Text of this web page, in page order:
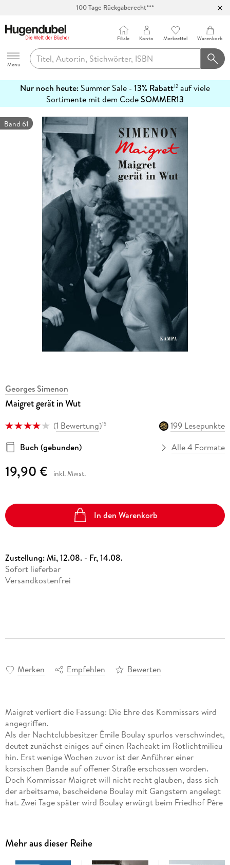
100 Tage Rückgaberecht***
Hugendubel
Menu
Filiale Konto Merkzettel Warenkorb
Nur noch heute: Summer Sale - 13% Rabatt12 auf viele
Sortimente mit dem CodeSOMMER13
erfahren
Band 61
Georges Simenon
Maigret gerät in Wut
(1 Bewertung)15
199 Lesepunkte
Buch (gebunden)
Alle 4 Formate
19,90 € inkl. Mwst.
In den Warenkorb
Zustellung:Mi, 12.08. - Fr, 14.08.
Sofort lieferbar
Versandkostenfrei
Merken Empfehlen Bewerten
Maigret verliert die Fassung: Die Ehre des Kommissars wird
angegriffen.
Als der Nachtclubbesitzer Émile Boulay spurlos verschwindet,
deutet zunächst einiges auf einen Racheakt im Rotlichtmilieu
hin. Erst wenige Wochen zuvor ist der Anführer einer
korsischen Bande auf offener Straße erschossen worden.
Doch Kommissar Maigret will nicht recht glauben, dass sich
der arbeitsame, bescheidene Boulay mit Gangstern angelegt
hat. Zwei Tage später wird Boulay erwürgt beim Friedhof Père
hat, ist er vollkommen verblüfft und lässt dann seinen
Gefühlen endgültig freien Lauf. Maigrets 61. Fall spielt im 9.
Arrondissement von Paris.
Mehr aus dieser Reihe